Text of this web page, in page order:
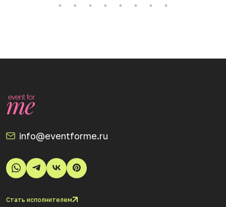
info@eventforme.ru
Стать исполнителем